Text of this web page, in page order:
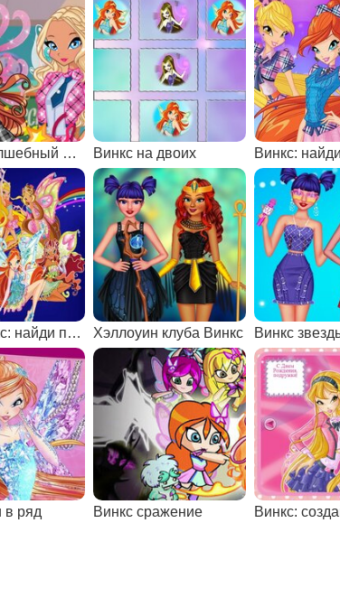
Винкс: волшебный День знаний Винкс на двоих Винкс:
Клуб Винкс: найди пары Хэллоуин клуба Винкс Винкс
в ряд Винкс сражение